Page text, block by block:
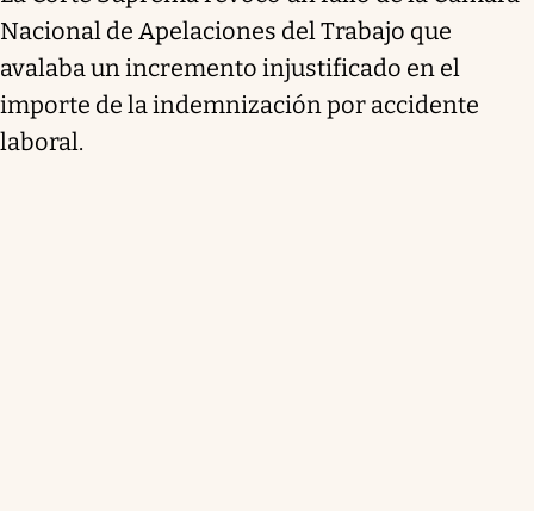
Nacional de Apelaciones del Trabajo que
avalaba un incremento injustificado en el
importe de la indemnización por accidente
laboral.